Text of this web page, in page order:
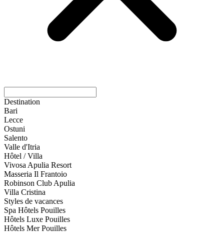
Destination
Bari
Lecce
Ostuni
Salento
Valle d'Itria
Hôtel / Villa
Vivosa Apulia Resort
Masseria Il Frantoio
Robinson Club Apulia
Villa Cristina
Styles de vacances
Spa Hôtels Pouilles
Hôtels Luxe Pouilles
Hôtels Mer Pouilles